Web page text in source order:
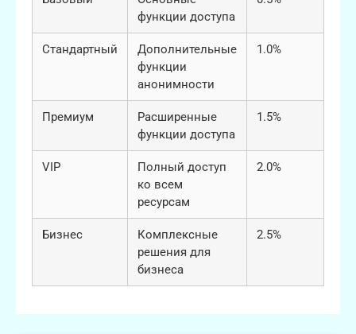
функции доступа
Стандартный
Дополнительные
функции
анонимности
1.0%
Премиум
Расширенные
функции доступа
1.5%
VIP
Полный доступ
ко всем
ресурсам
2.0%
Бизнес
Комплексные
решения для
бизнеса
2.5%